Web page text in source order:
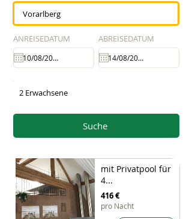
ANREISEDATUM ABREISEDATUM
2 Erwachsene
Suche
mit Privatpool für
4...
416 €
pro Nacht